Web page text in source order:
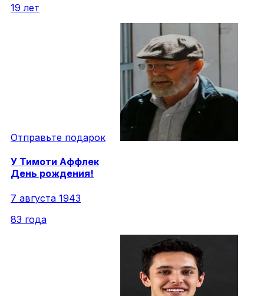
19 лет
Отправьте подарок
У Тимоти Аффлек
День рождения!
7 августа 1943
83 года